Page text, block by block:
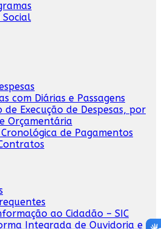
Social
com Diárias e Passagens
de Execução de Despesas, por
Orçamentária
de Pagamentos
ao Cidadão – SIC
Integrada de Ouvidoria e